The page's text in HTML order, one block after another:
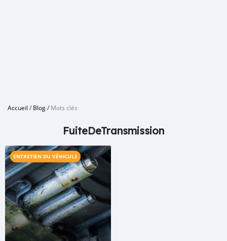
Accueil /Blog/Mots clés
FuiteDeTransmission
ENTRETIEN DU VÉHICULE